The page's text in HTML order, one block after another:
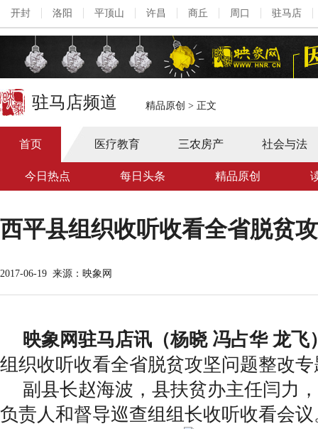
开封 洛阳 平顶山 许昌 商丘 周口 驻马店
驻马店频道 精品原创 > 正文
首页 医疗教育 三农房产 社会与法
今日热点 每日头条 精品原创
西平县组织收听收看全省脱贫
2017-06-19 来源：映象网
映象网驻马店讯（杨晓 冯占华 龙飞
组织收听收看全省脱贫攻坚问题整改
副县长赵海波，县扶贫办主任闫力
负责人和督导巡查组组长收听收看会议